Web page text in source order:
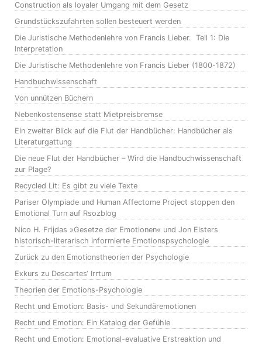
Construction als loyaler Umgang mit dem Gesetz
Grundstückszufahrten sollen besteuert werden
Die Juristische Methodenlehre von Francis Lieber. Teil 1: Die
Interpretation
Die Juristische Methodenlehre von Francis Lieber (1800-1872)
Handbuchwissenschaft
Von unnützen Büchern
Nebenkostensense statt Mietpreisbremse
Ein zweiter Blick auf die Flut der Handbücher: Handbücher als
Literaturgattung
Die neue Flut der Handbücher – Wird die Handbuchwissenschaft
zur Plage?
Recycled Lit: Es gibt zu viele Texte
Pariser Olympiade und Human Affectome Project stoppen den
Emotional Turn auf Rsozblog
Nico H. Frijdas »Gesetze der Emotionen« und Jon Elsters
historisch-literarisch informierte Emotionspsychologie
Zurück zu den Emotionstheorien der Psychologie
Exkurs zu Descartes‘ Irrtum
Theorien der Emotions-Psychologie
Recht und Emotion: Basis- und Sekundäremotionen
Recht und Emotion: Ein Katalog der Gefühle
Recht und Emotion: Emotional-evaluative Erstreaktion und